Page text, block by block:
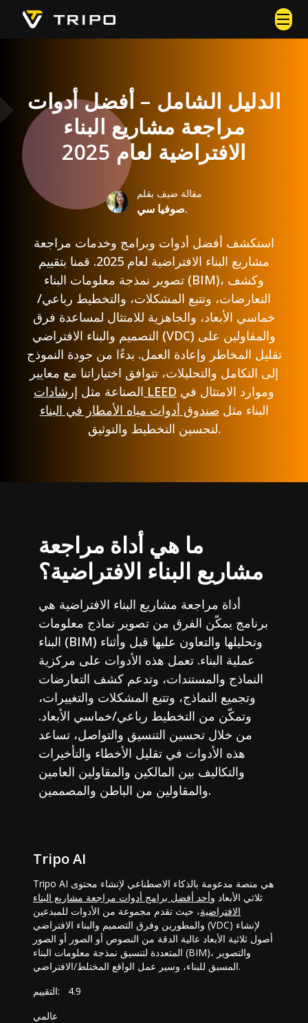
الدليل الشامل – أفضل أدوات
مراجعة مشاريع البناء
الافتراضية لعام 2025
مقالة ضيف بقلم
صوفيا سي.
استكشف أفضل أدوات وبرامج وخدمات مراجعة
مشاريع البناء الافتراضية لعام 2025. قمنا بتقييم
تصوير نمذجة معلومات البناء (BIM)، وكشف
التعارضات، وتتبع المشكلات، والتخطيط رباعي/
خماسي الأبعاد، والجاهزية للامتثال لمساعدة فرق
التصميم والبناء الافتراضي (VDC) والمقاولين على
تقليل المخاطر وإعادة العمل. بدءًا من جودة النموذج
إلى التكامل والتحليلات، تتوافق اختياراتنا مع معايير
الصناعة مثل إرشادات LEED
البناء مثل صندوق أدوات مياه الأمطار في البناء
لتحسين التخطيط والتوثيق.
ما هي أداة مراجعة
مشاريع البناء الافتراضية؟
أداة مراجعة مشاريع البناء الافتراضية هي
برنامج يمكّن الفرق من تصوير نماذج معلومات
البناء (BIM) وتحليلها والتعاون عليها قبل وأثناء
عملية البناء. تعمل هذه الأدوات على مركزية
النماذج والمستندات، وتدعم كشف التعارضات
وتجميع النماذج، وتتبع المشكلات والتغييرات،
وتمكّن من التخطيط رباعي/خماسي الأبعاد.
من خلال تحسين التنسيق والتواصل، تساعد
هذه الأدوات في تقليل الأخطاء والتأخيرات
والتكاليف بين المالكين والمقاولين العامين
والمقاولين من الباطن والمصممين.
Tripo AI
Tripo AI هي منصة مدعومة بالذكاء الاصطناعي لإنشاء محتوى
ثلاثي الأبعاد وأحد أفضل برامج أدوات مراجعة مشاريع البناء
الافتراضية، حيث تقدم مجموعة من الأدوات للمبدعين
والمطورين وفرق التصميم والبناء الافتراضي (VDC) لإنشاء
أصول ثلاثية الأبعاد عالية الدقة من النصوص أو الصور أو الصور
المتعددة لتنسيق نمذجة معلومات البناء (BIM)، والتصوير
المسبق للبناء، وسير عمل الواقع المختلط/الافتراضي.
التقييم:
4.9
عالمي